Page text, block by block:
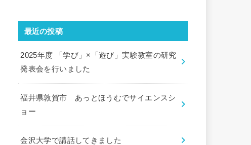
最近の投稿
2025年度 「学び」×「遊び」実験教室の研究
発表会を行いました
福井県敦賀市 あっとほうむでサイエンスシ
ョー
金沢大学で講話してきました